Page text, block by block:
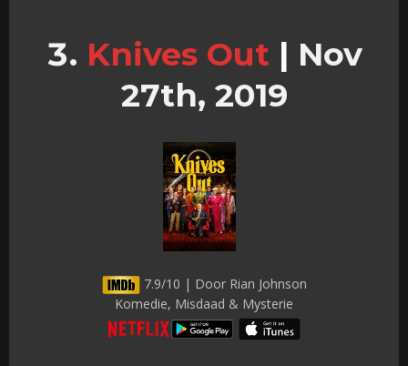
Knives Out | Nov
27th, 2019
7.9/10 | Door Rian Johnson
Komedie, Misdaad & Mysterie